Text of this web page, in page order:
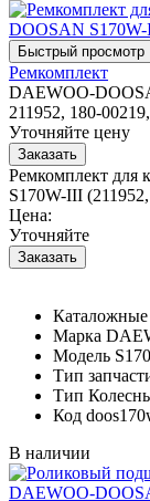
Ремкомплект
DAEWOO-
211952, 180-
Уточняйте цену
Ремкомплект для
S170W-III
Цена:
Уточняйте
Каталожные
Марка
Модель
Тип
Тип
Код
В наличии